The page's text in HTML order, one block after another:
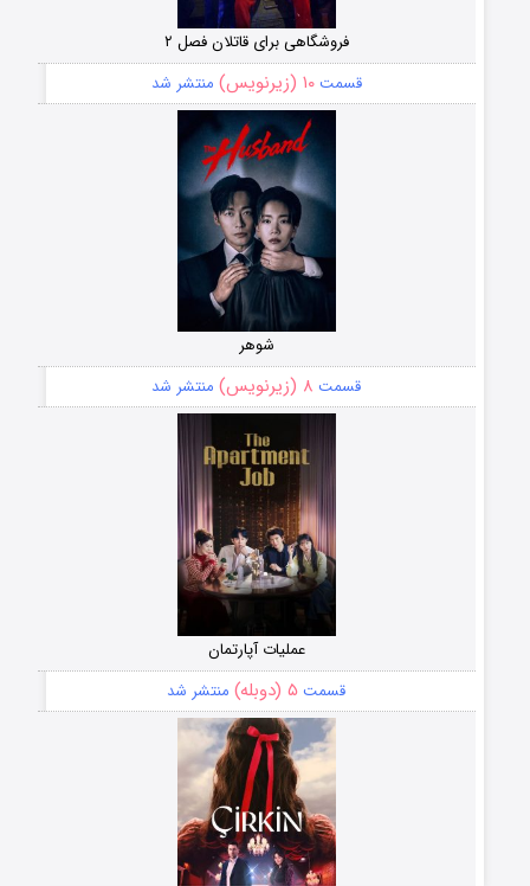
فروشگاهی برای قاتلان فصل ۲
قسمت۱۰ (زیرنویس) منتشر شد
شوهر
قسمت ۸ (زیرنویس) منتشر شد
عملیات آپارتمان
قسمت ۵ (دوبله) منتشر شد